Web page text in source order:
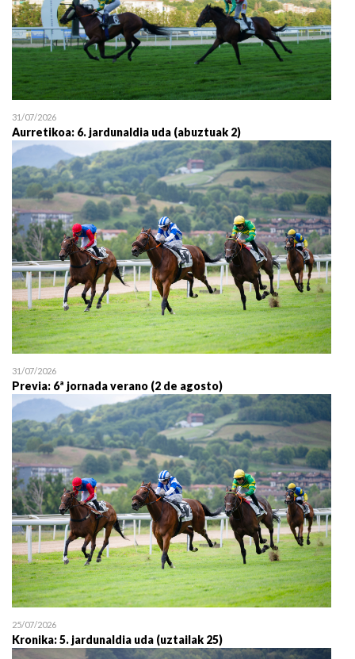
31/07/2026
Aurretikoa: 6. jardunaldia uda (abuztuak 2)
31/07/2026
Previa: 6ª jornada verano (2 de agosto)
25/07/2026
Kronika: 5. jardunaldia uda (uztailak 25)